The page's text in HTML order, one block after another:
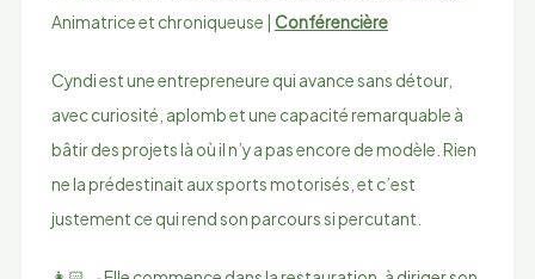
Animatrice et chroniqueuse | Conférencière
Cyndi est une entrepreneure qui avance sans détour,
avec curiosité, aplomb et une capacité remarquable à
bâtir des projets là où il n’y a pas encore de modèle. Rien
ne la prédestinait aux sports motorisés, et c’est
justement ce qui rend son parcours si percutant.